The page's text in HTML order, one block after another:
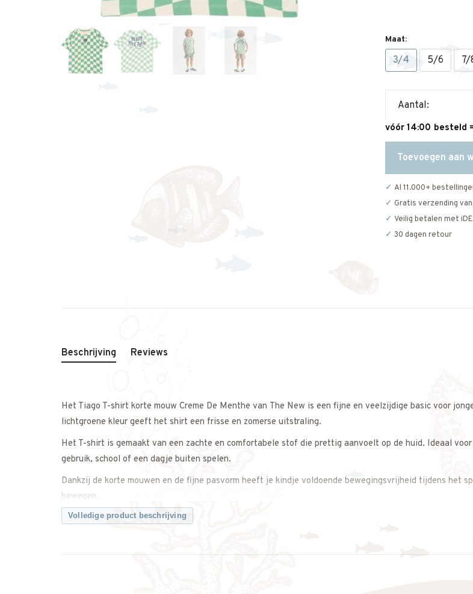
Maat:
3/4 5/6 7/
Aantal:
vóór 14:00 besteld
Toevoegen aan
Al 11.000+
Gratis verzending
Veilig betalen met
30 dagen retour
Beschrijving Reviews
Het Tiago T-shirt korte mouw Creme De Menthe van The New is een fijne en veelzijdige basic voor
lichtgroene kleur geeft het shirt een frisse en zomerse uitstraling.
Het T-shirt is gemaakt van een zachte en comfortabele stof die prettig aanvoelt op de huid. Ideaal
gebruik, school of een dagje buiten spelen.
Dankzij de korte mouwen en de fijne pasvorm heeft je kindje voldoende bewegingsvrijheid tijdens het
bewegen.
Makkelijk te combineren met een korte broek, jeans of joggingbroek voor een casual outfit.
Volledige product beschrijving